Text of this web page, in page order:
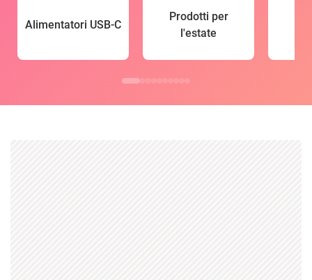
Alimentatori USB-C
Prodotti per
l'estate